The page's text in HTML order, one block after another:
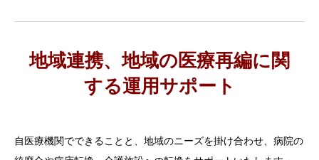
地域連携、地域の医療再編に関
する運用サポート
自医療機関でできることと、地域のニーズを掛け合わせ、病院の